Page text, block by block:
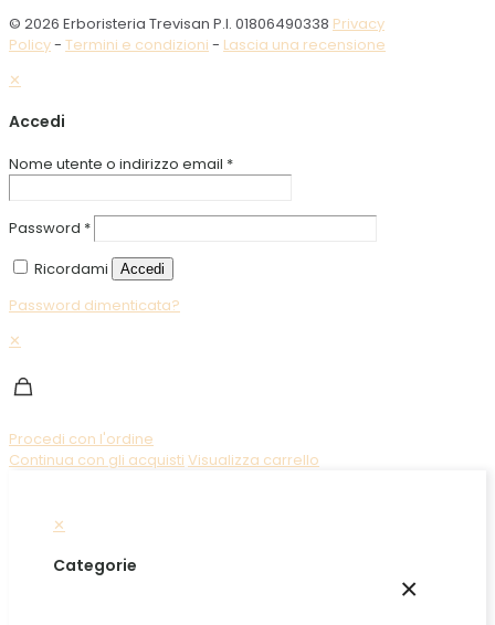
© 2026 Erboristeria Trevisan P.I. 01806490338 Privacy
Policy- Termini e condizioni - Lascia una recensione
✕
Accedi
Nome utente o indirizzo email *
Password *
Ricordami
Accedi
Password dimenticata?
✕
Procedi con l'ordine
Continua con gli acquisti Visualizza carrello
✕
×
Categorie